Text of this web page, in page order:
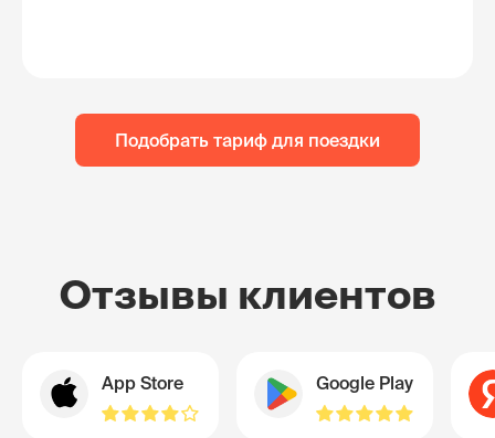
Подобрать тариф для поездки
Отзывы клиентов
App Store Google Play